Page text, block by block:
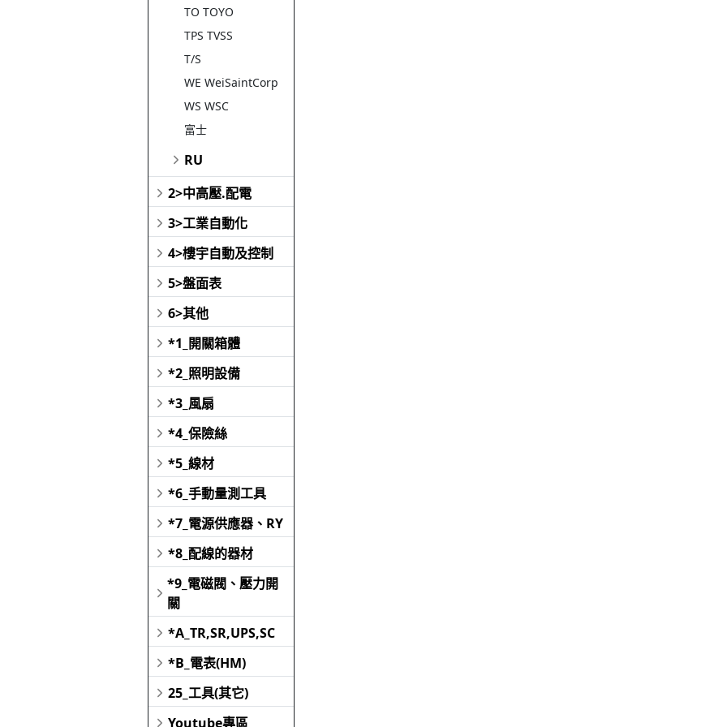
TO TOYO
TPS TVSS
T/S
WE WeiSaintCorp
WS WSC
富士
RU
2>中高壓.配電
3>工業自動化
4>樓宇自動及控制
5>盤面表
6>其他
*1_開關箱體
*2_照明設備
*3_風扇
*4_保險絲
*5_線材
*6_手動量測工具
*7_電源供應器、RY
*8_配線的器材
*9_電磁閥、壓力開
關
*A_TR,SR,UPS,SC
*B_電表(HM)
25_工具(其它)
Youtube專區